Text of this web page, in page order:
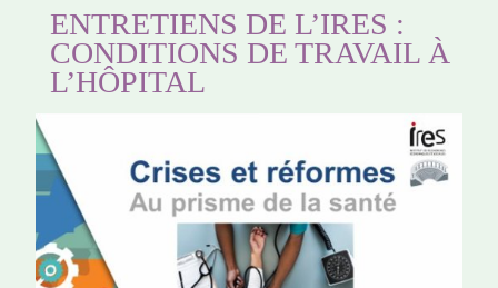
ENTRETIENS DE L’IRES :
CONDITIONS DE TRAVAIL À
L’HÔPITAL